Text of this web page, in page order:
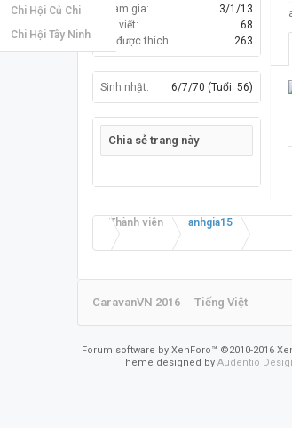
Chi Hội Củ Chi
Chi Hội Tây Ninh
Tham gia:
3/1/13
Bài viết:
68
Đã được thích:
263
Sinh nhật: 6/7/70 (Tuổi: 56)
Chia sẻ trang này
Thành viên anhgia15
CaravanVN 2016 Tiếng Việt
Forum software by XenForo™ ©2010-2016
Theme designed by Audentio